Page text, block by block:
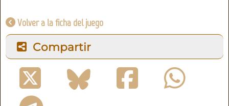
Volver a la ficha del juego
Compartir